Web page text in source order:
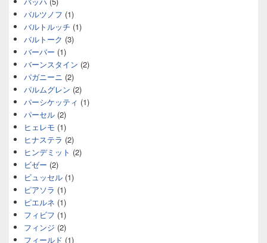
バルツノフ (1)
バルトルッチ (1)
バルトーク (3)
バーバー (1)
バーンスタイン (2)
パガニーニ (2)
パルムグレン (2)
パーシケッティ (1)
パーセル (2)
ヒェレモ (1)
ヒナステラ (2)
ヒンデミット (2)
ビゼー (2)
ビュッセル (1)
ピアソラ (1)
ピエルネ (1)
フィビフ (1)
フィンジ (2)
フィールド (1)